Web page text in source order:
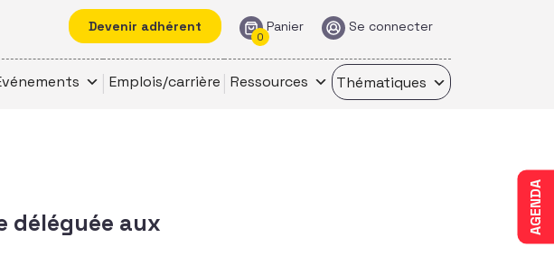
Devenir adhérent Panier
0
Se connecter
Emplois/carrière Ressources Thématiques
AGENDA
déléguée aux